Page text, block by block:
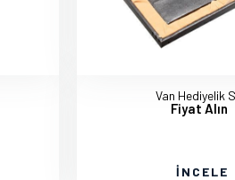
Van Hediyelik
Fiyat Alın
İNCELE